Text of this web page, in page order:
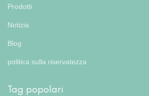
Prodotti
Notizia
Blog
politica sulla riservatezza
Tag popolari